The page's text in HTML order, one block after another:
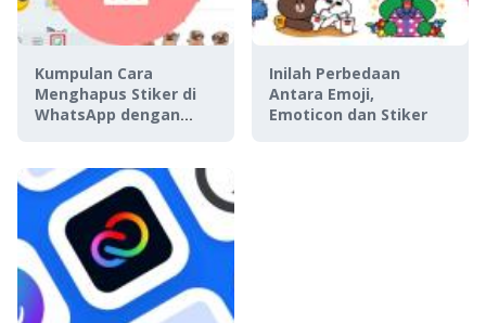
Kumpulan Cara
Menghapus Stiker di
WhatsApp dengan
Inilah Perbedaan
Antara Emoji,
Emoticon dan Stiker